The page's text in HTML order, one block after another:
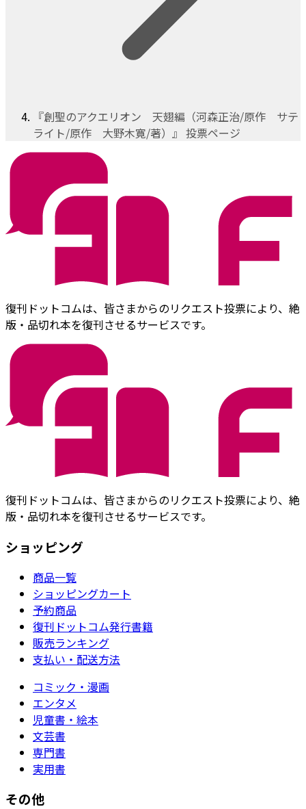
『創聖のアクエリオン 天翅編（河森正治/原作 サテ
ライト/原作 大野木寛/著）』 投票ページ
復刊ドットコムは、皆さまからのリクエスト投票により、絶
版・品切れ本を復刊させるサービスです。
復刊ドットコムは、皆さまからのリクエスト投票により、絶
版・品切れ本を復刊させるサービスです。
ショッピング
商品一覧
ショッピングカート
予約商品
復刊ドットコム発行書籍
販売ランキング
支払い・配送方法
コミック・漫画
エンタメ
児童書・絵本
文芸書
専門書
実用書
その他